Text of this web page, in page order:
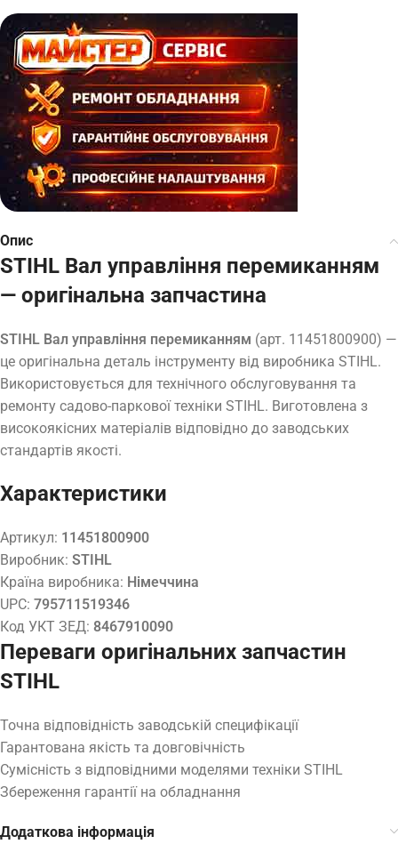
Опис
STIHL Вал управління перемиканням
— оригінальна запчастина
STIHL Вал управління перемиканням (арт. 11451800900) —
це оригінальна деталь інструменту від виробника STIHL.
Використовується для технічного обслуговування та
ремонту садово-паркової техніки STIHL. Виготовлена з
високоякісних матеріалів відповідно до заводських
стандартів якості.
Характеристики
Артикул: 11451800900
Виробник: STIHL
Країна виробника: Німеччина
UPC: 795711519346
Код УКТ ЗЕД: 8467910090
Переваги оригінальних запчастин
STIHL
Точна відповідність заводській специфікації
Гарантована якість та довговічність
Сумісність з відповідними моделями техніки STIHL
Збереження гарантії на обладнання
Додаткова інформація